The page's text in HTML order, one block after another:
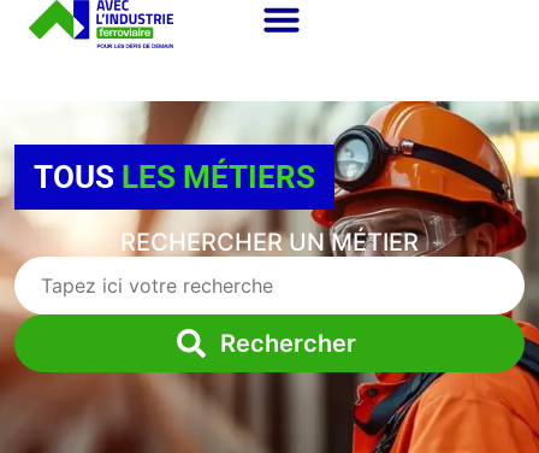
TOUS LES MÉTIERS
RECHERCHER UN MÉTIER
Rechercher